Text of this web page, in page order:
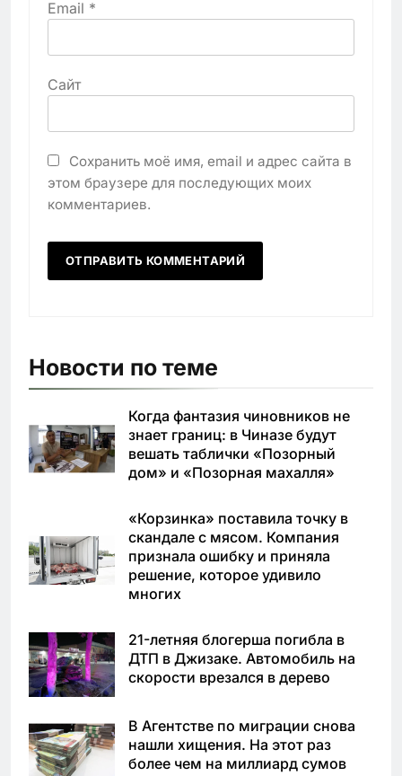
Email *
Сайт
Сохранить моё имя, email и адрес сайта в
этом браузере для последующих моих
комментариев.
Новости по теме
Когда фантазия чиновников не
знает границ: в Чиназе будут
вешать таблички «Позорный
дом» и «Позорная махалля»
«Корзинка» поставила точку в
скандале с мясом. Компания
признала ошибку и приняла
решение, которое удивило
многих
21-летняя блогерша погибла в
ДТП в Джизаке. Автомобиль на
скорости врезался в дерево
В Агентстве по миграции снова
нашли хищения. На этот раз
более чем на миллиард сумов